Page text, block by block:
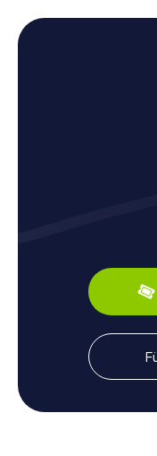
weiteres Highlight ist
Rocca, eine
Atmosphäre und
Auch der Parco
Spaziergang ein. Bei
spannende Rätsel
und Kultur von
Geschichte und
Bei unseren
war lange Zeit das
Fliesenindustrie,
China verlagert
hat die Stadt stark
auch für seinen
ist, der seit 2013 in
Schnitzeljagd werdet
Fakten entdecken.
zu bieten: Probiert